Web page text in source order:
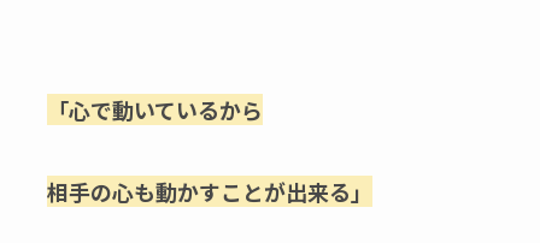
「心で動いているから
相手の心も動かすことが出来る」